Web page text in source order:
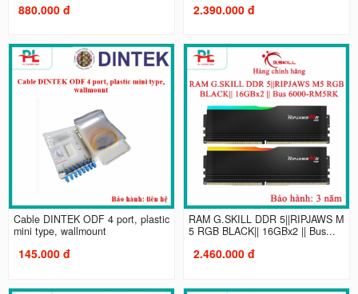
880.000 đ 2.390.000 đ
Cable DINTEK ODF 4 port, plastic
mini type, wallmount
145.000 đ
RAM G.SKILL DDR 5||RIPJAWS M
5 RGB BLACK|| 16GBx2 || Bus...
2.460.000 đ